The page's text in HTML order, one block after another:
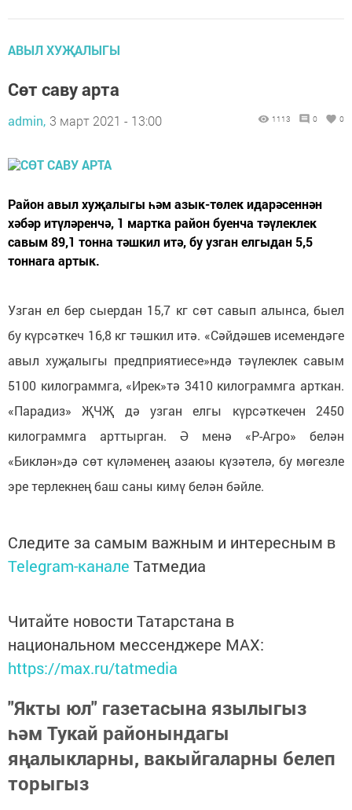
АВЫЛ ХУҖАЛЫГЫ
Сөт саву арта
admin, 3 март 2021 - 13:00 1113 0 0
Район авыл хуҗалыгы һәм азык-төлек идарәсеннән
хәбәр итүләренчә, 1 мартка район буенча тәүлеклек
савым 89,1 тонна тәшкил итә, бу узган елгыдан 5,5
тоннага артык.
Узган ел бер сыердан 15,7 кг сөт савып алынса, быел
бу күрсәткеч 16,8 кг тәшкил итә. «Сәйдәшев исемендәге
авыл хуҗалыгы предприятиесе»ндә тәүлеклек савым
5100 килограммга, «Ирек»тә 3410 килограммга арткан.
«Парадиз» ҖЧҖ дә узган елгы күрсәткечен 2450
килограммга арттырган. Ә менә «Р-Агро» белән
«Биклән»дә сөт күләменең азаюы күзәтелә, бу мөгезле
эре терлекнең баш саны кимү белән бәйле.
Следите за самым важным и интересным в
Telegram-канале Татмедиа
Читайте новости Татарстана в
национальном мессенджере MАХ:
https://max.ru/tatmedia
"Якты юл" газетасына язылыгыз
һәм Тукай районындагы
яңалыкларны, вакыйгаларны белеп
торыгыз